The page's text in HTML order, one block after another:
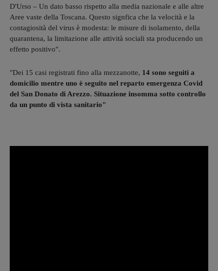
D'Urso – Un dato basso rispetto alla media nazionale e alle altre
Aree vaste della Toscana. Questo signfica che la velocità e la
contagiosità del virus è modesta: le misure di isolamento, della
quarantena, la limitazione alle attività sociali sta producendo un
effetto positivo".
"Dei 15 casi registrati fino alla mezzanotte, 14 sono seguiti a
domicilio mentre uno è seguito nel reparto emergenza Covid
del San Donato di Arezzo. Situazione insomma sotto controllo
da un punto di vista sanitario"